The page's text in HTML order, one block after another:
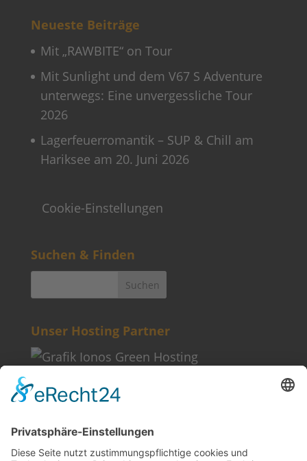
Neueste Beiträge
Mit „RAWBITE“ on Tour
Mit Sunlight und dem V67 S Adventure
unterwegs: Eine unvergessliche Tour
2026
Lagerfeuerromantik – SUP & Chill am
Hariksee am 20. Juni 2026
Cookie-Einstellungen
Suchen & Finden
Unser Hosting Partner
Weitere Informationen
Kontakt
Newsletter